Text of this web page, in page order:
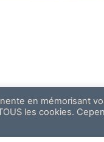
en mémorisant
les cookies.